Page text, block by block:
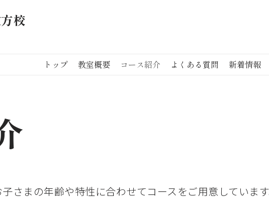
校
トップ 教室概要 コース紹介 よくある質問 新着情報
さまの年齢や特性に合わせてコースをご用意していま